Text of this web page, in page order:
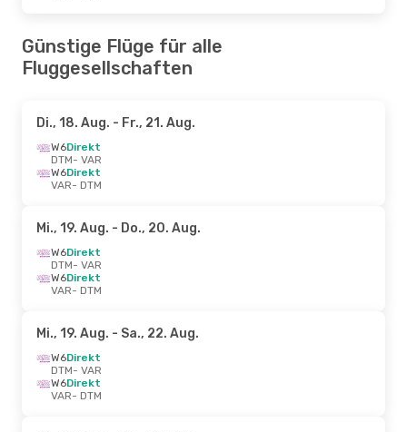
Günstige Flüge für alle
Fluggesellschaften
Di., 18. Aug. - Fr., 21. Aug.
W6Direkt
DTM- VAR
W6Direkt
VAR- DTM
Mi., 19. Aug. - Do., 20. Aug.
W6Direkt
DTM- VAR
W6Direkt
VAR- DTM
Mi., 19. Aug. - Sa., 22. Aug.
W6Direkt
DTM- VAR
W6Direkt
VAR- DTM